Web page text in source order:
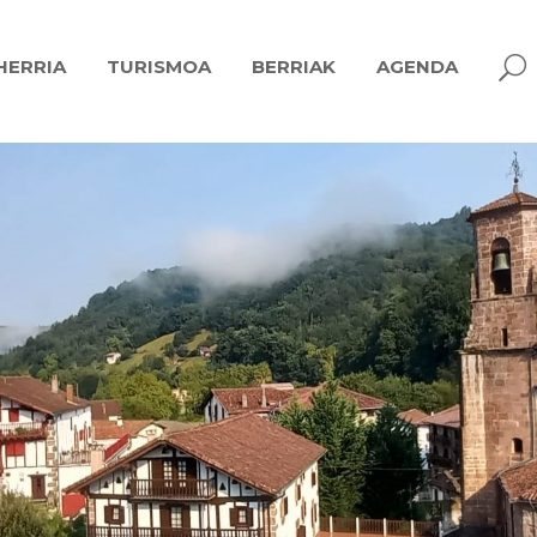
TURISMOA BERRIAK AGENDA U